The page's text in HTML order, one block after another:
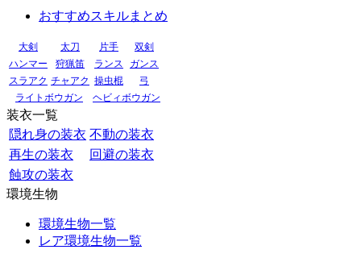
おすすめスキルまとめ
大剣 太刀 片手
双剣
ハンマー
狩猟笛 ランス
ガンス
スラアク チャアク 操虫棍
弓
ライトボウガン
ヘビィボウガン
装衣一覧
隠れ身の装衣 不動の装衣
再生の装衣
回避の装衣
蝕攻の装衣
環境生物
環境生物一覧
レア環境生物一覧